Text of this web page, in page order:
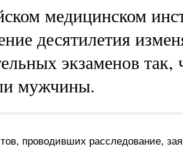
медицинском
десятилетия
экзаменов
мужчины.
проводивших расследование,